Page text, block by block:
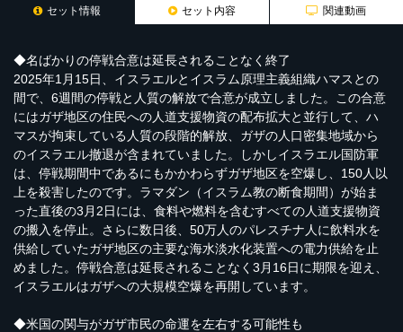
セット情報 セット内容 関連動画
◆名ばかりの停戦合意は延長されることなく終了
2025年1月15日、イスラエルとイスラム原理主義組織ハマスとの
間で、6週間の停戦と人質の解放で合意が成立しました。この合意
にはガザ地区の住民への人道支援物資の配布拡大と並行して、ハ
マスが拘束している人質の段階的解放、ガザの人口密集地域から
のイスラエル撤退が含まれていました。しかしイスラエル国防軍
は、停戦期間中であるにもかかわらずガザ地区を空爆し、150人以
上を殺害したのです。ラマダン（イスラム教の断食期間）が始ま
った直後の3月2日には、食料や燃料を含むすべての人道支援物資
の搬入を停止。さらに数日後、50万人のパレスチナ人に飲料水を
供給していたガザ地区の主要な海水淡水化装置への電力供給を止
めました。停戦合意は延長されることなく3月16日に期限を迎え、
イスラエルはガザへの大規模空爆を再開しています。
◆米国の関与がガザ市民の命運を左右する可能性も